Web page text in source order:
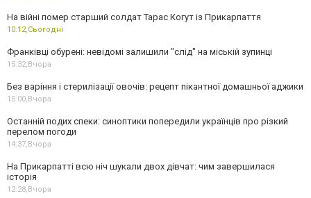
На війні помер старший солдат Тарас Когут із Прикарпаття
10:12, Сьогодні
Франківці обурені: невідомі залишили "слід" на міській зупинці
15:32, Вчора
Без варіння і стерилізації овочів: рецепт пікантної домашньої аджики
15:00, Вчора
Останній подих спеки: синоптики попередили українців про різкий
перелом погоди
14:37, Вчора
На Прикарпатті всю ніч шукали двох дівчат: чим завершилася
історія
12:28, Вчора